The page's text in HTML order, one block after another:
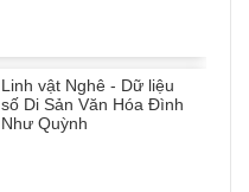
Linh vật Nghê - Dữ liệu
số Di Sản Văn Hóa Đình
Như Quỳnh